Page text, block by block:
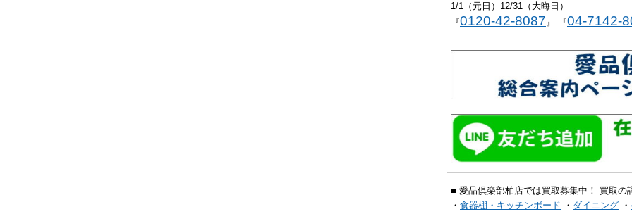
1/1（元日）12/31（大晦日）
『0120-42-8087』 『04-7142-
■ 愛品倶楽部柏店では買取募集中！ 買取の
・ 食器棚・キッチンボード ・ ダイニング ・